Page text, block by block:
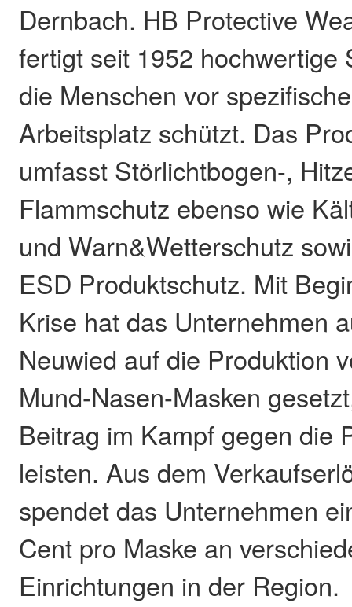
Dernbach. HB Protective
fertigt seit 1952 hochwertige
die Menschen vor
Arbeitsplatz schützt. Das
umfasst Störlichtbogen-,
Flammschutz ebenso wie
und Warn&Wetterschutz
ESD Produktschutz. Mit
Krise hat das Unternehmen
Neuwied auf die Produktion
Mund-Nasen-Masken
Beitrag im Kampf gegen die
leisten. Aus dem
spendet das Unternehmen
Cent pro Maske an
Einrichtungen in der Region.